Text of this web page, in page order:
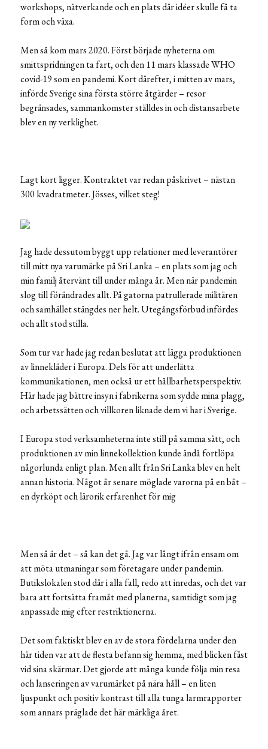
workshops, nätverkande och en plats där idéer skulle få ta
form och växa.
Men så kom mars 2020. Först började nyheterna om
smittspridningen ta fart, och den 11 mars klassade WHO
covid-19 som en pandemi. Kort därefter, i mitten av mars,
införde Sverige sina första större åtgärder – resor
begränsades, sammankomster ställdes in och distansarbete
blev en ny verklighet.
Lagt kort ligger. Kontraktet var redan påskrivet – nästan
300 kvadratmeter. Jösses, vilket steg!
Jag hade dessutom byggt upp relationer med leverantörer
till mitt nya varumärke på Sri Lanka – en plats som jag och
min familj återvänt till under många år. Men när pandemin
slog till förändrades allt. På gatorna patrullerade militären
och samhället stängdes ner helt. Utegångsförbud infördes
och allt stod stilla.
Som tur var hade jag redan beslutat att lägga produktionen
av linnekläder i Europa. Dels för att underlätta
kommunikationen, men också ur ett hållbarhetsperspektiv.
Här hade jag bättre insyn i fabrikerna som sydde mina plagg,
och arbetssätten och villkoren liknade dem vi har i Sverige.
I Europa stod verksamheterna inte still på samma sätt, och
produktionen av min linnekollektion kunde ändå fortlöpa
någorlunda enligt plan. Men allt från Sri Lanka blev en helt
annan historia. Något år senare möglade varorna på en båt –
en dyrköpt och lärorik erfarenhet för mig
Men så är det – så kan det gå. Jag var långt ifrån ensam om
att möta utmaningar som företagare under pandemin.
Butikslokalen stod där i alla fall, redo att inredas, och det var
bara att fortsätta framåt med planerna, samtidigt som jag
anpassade mig efter restriktionerna.
Det som faktiskt blev en av de stora fördelarna under den
här tiden var att de flesta befann sig hemma, med blicken fäst
vid sina skärmar. Det gjorde att många kunde följa min resa
och lanseringen av varumärket på nära håll – en liten
ljuspunkt och positiv kontrast till alla tunga larmrapporter
som annars präglade det här märkliga året.